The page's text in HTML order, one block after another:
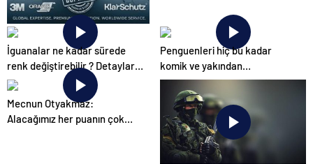
UETDS Nedir ? Uetds.com
İle Akıllı Dijital Taşımacılık
Yazılımı
İguanalar ne kadar sürede
renk değiştirebilir ? Detaylar
burada…
Penguenleri hiç bu kadar
komik ve yakından
görmemiştiniz
Mecnun Otyakmaz:
Alacağımız her puanın çok